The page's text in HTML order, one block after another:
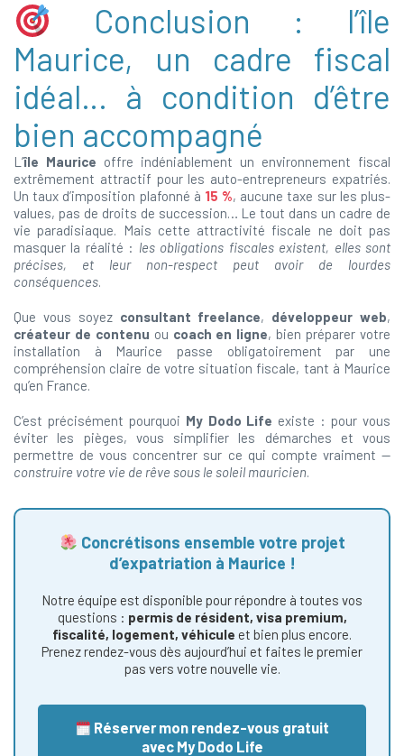
Conclusion : l’île
Maurice, un cadre fiscal
idéal… à condition d’être
bien accompagné
L’île Maurice offre indéniablement un environnement fiscal
extrêmement attractif pour les auto-entrepreneurs expatriés.
Un taux d’imposition plafonné à 15 %, aucune taxe sur les plus-
values, pas de droits de succession… Le tout dans un cadre de
vie paradisiaque. Mais cette attractivité fiscale ne doit pas
masquer la réalité : les obligations fiscales existent, elles sont
précises, et leur non-respect peut avoir de lourdes
conséquences.
Que vous soyez consultant freelance, développeur web,
créateur de contenu ou coach en ligne, bien préparer votre
installation à Maurice passe obligatoirement par une
compréhension claire de votre situation fiscale, tant à Maurice
qu’en France.
C’est précisément pourquoi My Dodo Life existe : pour vous
éviter les pièges, vous simplifier les démarches et vous
permettre de vous concentrer sur ce qui compte vraiment —
construire votre vie de rêve sous le soleil mauricien.
Concrétisons ensemble votre projet
d’expatriation à Maurice !
Notre équipe est disponible pour répondre à toutes vos
questions : permis de résident, visa premium,
fiscalité, logement, véhicule et bien plus encore.
Prenez rendez-vous dès aujourd’hui et faites le premier
pas vers votre nouvelle vie.
Réserver mon rendez-vous gratuit
avec My Dodo Life